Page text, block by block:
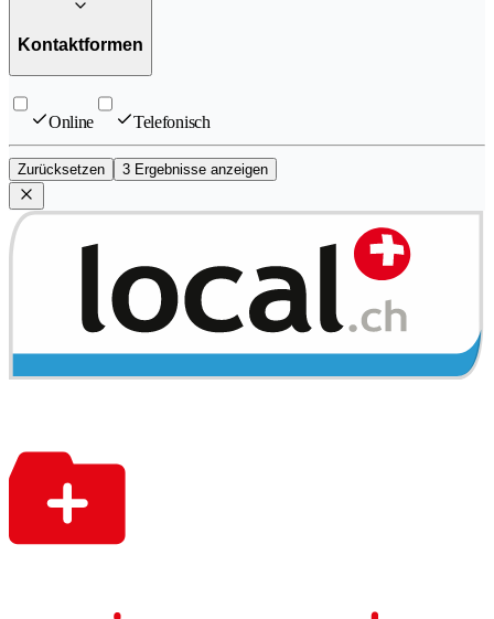
Kontaktformen
Online Telefonisch
Zurücksetzen 3 Ergebnisse anzeigen